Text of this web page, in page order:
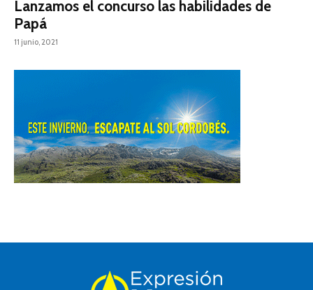
Lanzamos el concurso las habilidades de
Papá
11 junio, 2021